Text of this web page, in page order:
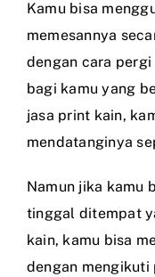
Kamu bisa
memesannya
dengan cara
bagi kamu yang
jasa print kain,
mendatanginya
Namun jika kamu
tinggal ditempat
kain, kamu bisa
dengan mengikuti